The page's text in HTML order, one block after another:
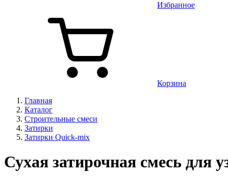
Избранное
Корзина
Главная
Каталог
Строительные смеси
Затирки
Затирки Quick-mix
Сухая затирочная смесь